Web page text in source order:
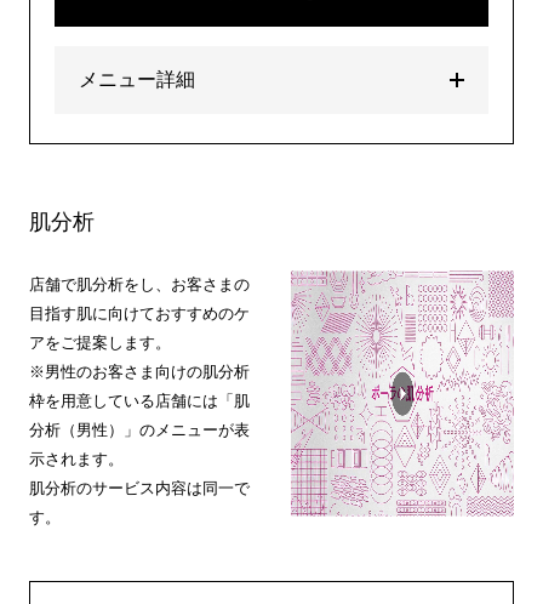
メニュー詳細
肌分析
店舗で肌分析をし、お客さまの
目指す肌に向けておすすめのケ
アをご提案します。
※男性のお客さま向けの肌分析
枠を用意している店舗には「肌
分析（男性）」のメニューが表
示されます。
肌分析のサービス内容は同一で
す。